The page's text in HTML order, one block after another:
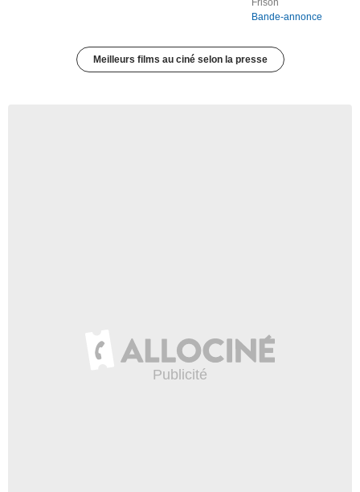
Bande-annonce
Meilleurs films au ciné selon la presse